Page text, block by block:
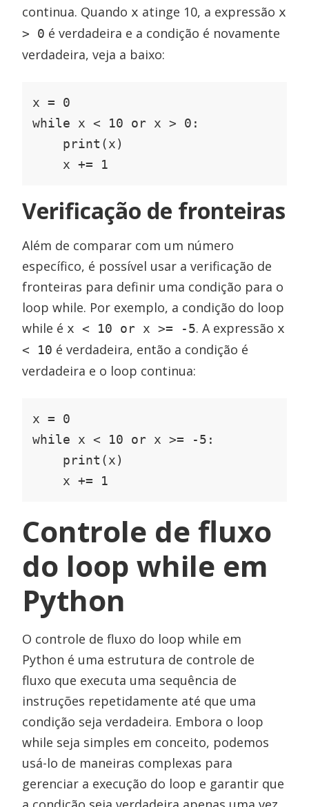
continua. Quando x atinge 10, a expressão x
> 0 é verdadeira e a condição é novamente
verdadeira, veja a baixo:
x = 0
while x < 10 or x > 0:
    x += 1
Verificação de fronteiras
Além de comparar com um número
específico, é possível usar a verificação de
fronteiras para definir uma condição para o
loop while. Por exemplo, a condição do loop
while é x < 10 or x >= -5. A expressão x
< 10 é verdadeira, então a condição é
verdadeira e o loop continua:
x = 0
while x < 10 or x >= -5:
    x += 1
Controle de fluxo
do loop while em
Python
O controle de fluxo do loop while em
Python é uma estrutura de controle de
fluxo que executa uma sequência de
instruções repetidamente até que uma
condição seja verdadeira. Embora o loop
while seja simples em conceito, podemos
usá-lo de maneiras complexas para
gerenciar a execução do loop e garantir que